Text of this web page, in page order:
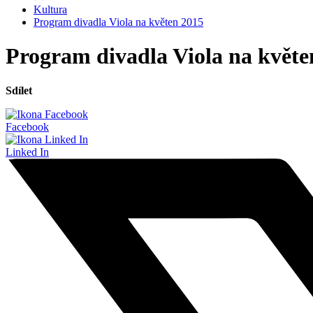
Kultura
Program divadla Viola na květen 2015
Program divadla Viola na
Sdílet
Facebook
Linked In